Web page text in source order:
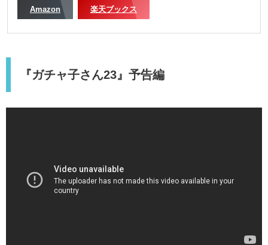
Amazon 楽天ブックス
『ガチャ子さん23』予告編